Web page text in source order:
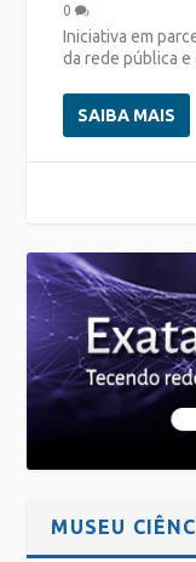
0
Iniciativa em
da rede pública e
SAIBA MAIS
MUSEU